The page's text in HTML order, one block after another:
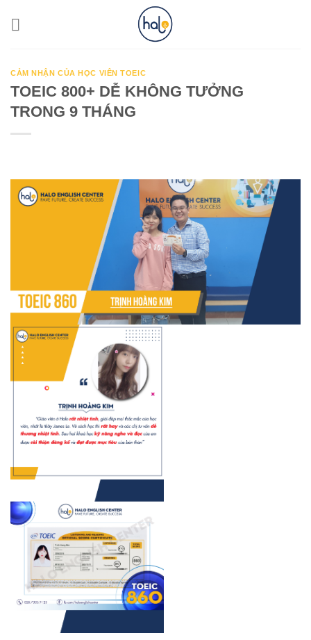
CẢM NHẬN CỦA HỌC VIÊN TOEIC
TOEIC 800+ DỄ KHÔNG TƯỞNG
TRONG 9 THÁNG